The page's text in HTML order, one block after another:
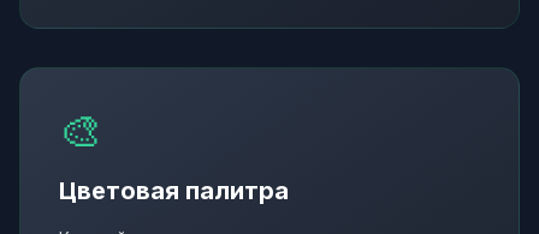
🎨
Цветовая палитра